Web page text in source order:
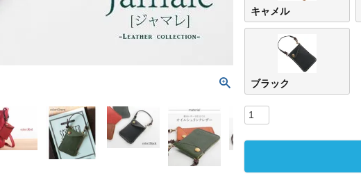
キャメル
ブラック